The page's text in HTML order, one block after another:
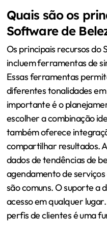
Quais são os
Software de
Os principais recursos do
incluem ferramentas de
Essas ferramentas
diferentes tonalidades
importante é o
escolher a combinação
também oferece
compartilhar resultados.
dados de tendências de
agendamento de
são comuns. O suporte a
acesso em qualquer
perfis de clientes é uma